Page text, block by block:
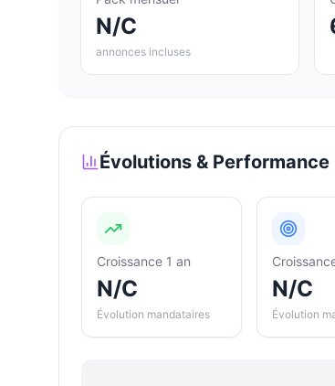
N/C
annonces incluses
Évolutions & Performance
Croissance 1 an
N/C
Évolution mandataires
N/C
Évolution